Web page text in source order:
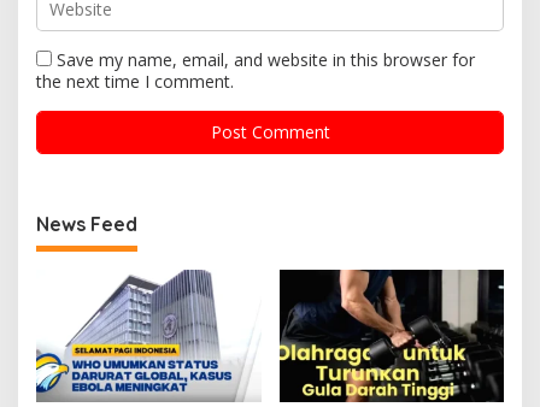
Save my name, email, and website in this browser for
the next time I comment.
News Feed